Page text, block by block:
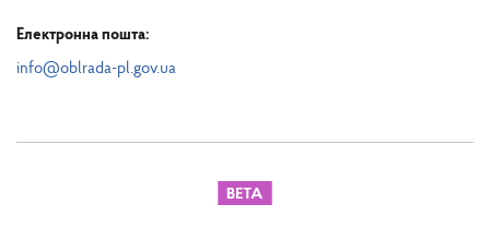
Електронна пошта:
info@oblrada-pl.gov.ua